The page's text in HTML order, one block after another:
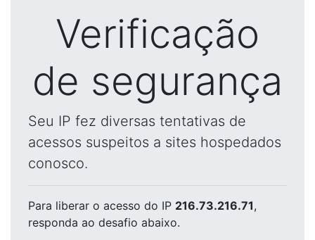
Verificação
de segurança
Seu IP fez diversas tentativas de
acessos suspeitos a sites hospedados
conosco.
Para liberar o acesso do IP 216.73.216.71,
responda ao desafio abaixo.